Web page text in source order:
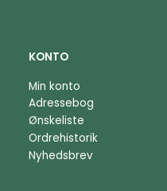
KONTO
Min konto
Adressebog
Ønskeliste
Ordrehistorik
Nyhedsbrev